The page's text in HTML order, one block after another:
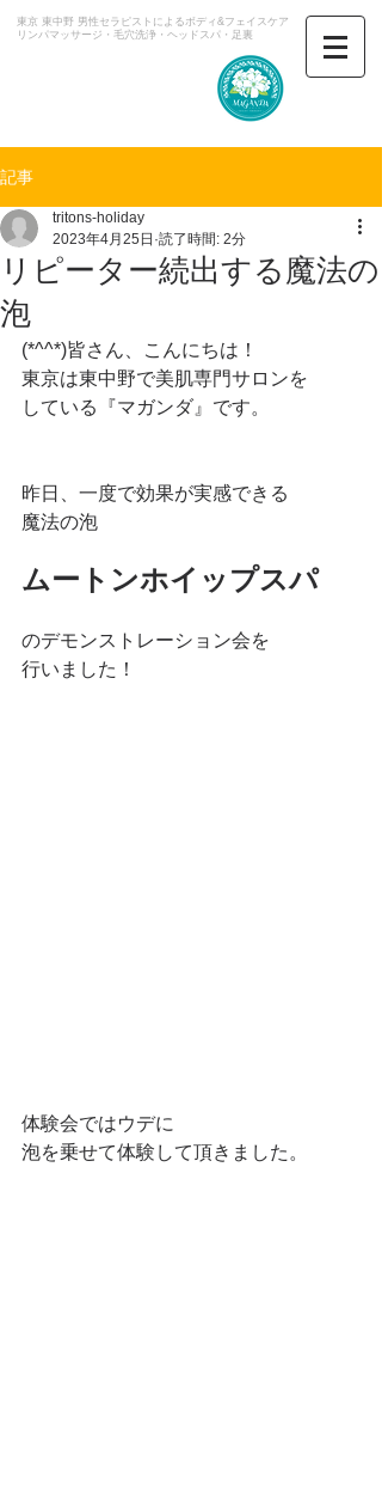
東京 東中野 男性セラピストによるボディ&フェイスケア
​リンパマッサージ・毛穴洗浄・ヘッドスパ・足裏
記事
リピーター続出する魔法の
泡
tritons-holiday
2023年4月25日 読了時間: 2分
(*^^*)皆さん、こんにちは！
東京は東中野で美肌専門サロンを
している『マガンダ』です。
昨日、一度で効果が実感できる
魔法の泡
ムートンホイップスパ
のデモンストレーション会を
行いました！
体験会ではウデに
泡を乗せて体験して頂きました。